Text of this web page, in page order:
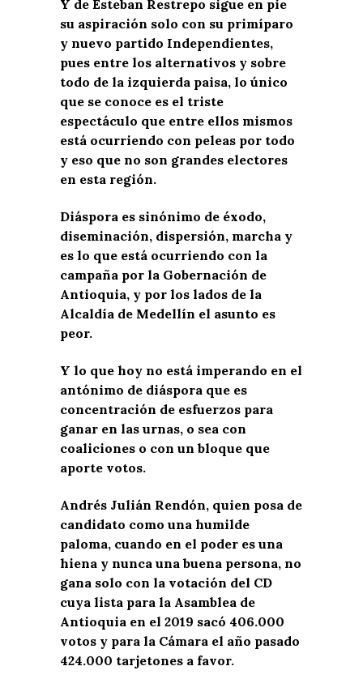
Y de Esteban Restrepo sigue en pie
su aspiración solo con su primíparo
y nuevo partido Independientes,
pues entre los alternativos y sobre
todo de la izquierda paisa, lo único
que se conoce es el triste
espectáculo que entre ellos mismos
está ocurriendo con peleas por todo
y eso que no son grandes electores
en esta región.
Diáspora es sinónimo de éxodo,
diseminación, dispersión, marcha y
es lo que está ocurriendo con la
campaña por la Gobernación de
Antioquia, y por los lados de la
Alcaldía de Medellín el asunto es
peor.
Y lo que hoy no está imperando en el
antónimo de diáspora que es
concentración de esfuerzos para
ganar en las urnas, o sea con
coaliciones o con un bloque que
aporte votos.
Andrés Julián Rendón, quien posa de
candidato como una humilde
paloma, cuando en el poder es una
hiena y nunca una buena persona, no
gana solo con la votación del CD
cuya lista para la Asamblea de
Antioquia en el 2019 sacó 406.000
votos y para la Cámara el año pasado
424.000 tarjetones a favor.